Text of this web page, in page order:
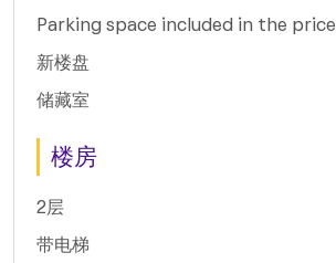
Parking space included in the price
新楼盘
储藏室
楼房
2层
带电梯